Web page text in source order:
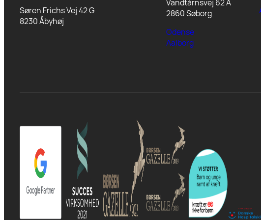
Søren Frichs Vej 42 G
8230 Åbyhøj
Vandtårnsvej 62 A
2860 Søborg
Odense
Aalborg